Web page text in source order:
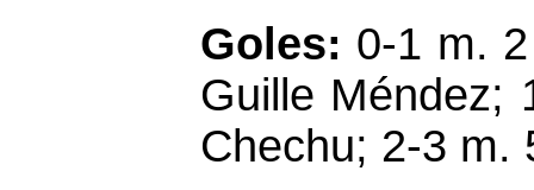
Goles: 0-1 m.
Guille Méndez;
Chechu; 2-3 m.